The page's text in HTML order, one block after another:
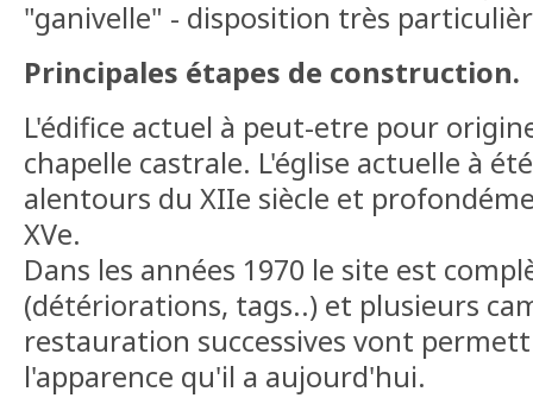
"ganivelle" - disposition très
Principales étapes de construction.
L'édifice actuel à peut-etre pour
chapelle castrale. L'église actuelle à
alentours du XIIe siècle et
XVe.
Dans les années 1970 le site est
(détériorations, tags..) et plusieurs
restauration successives vont
l'apparence qu'il a aujourd'hui.